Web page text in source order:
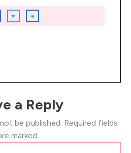
a Reply
be published. Required fields
marked